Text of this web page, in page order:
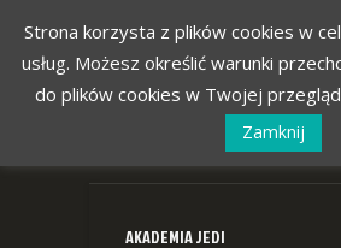
AKADEMIA JEDI
Strona korzysta z plików cookies w
usług. Możesz określić warunki
do plików cookies w Twojej
Zamknij